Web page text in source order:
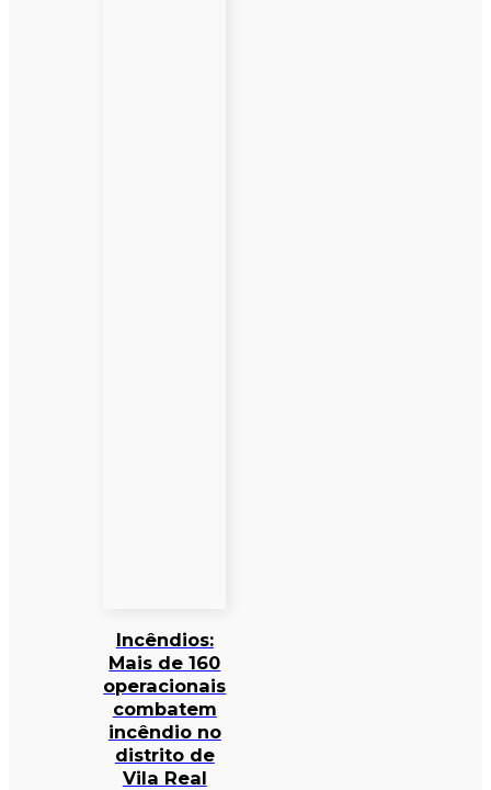
Incêndios:
Mais de 160
operacionais
combatem
incêndio no
distrito de
Vila Real